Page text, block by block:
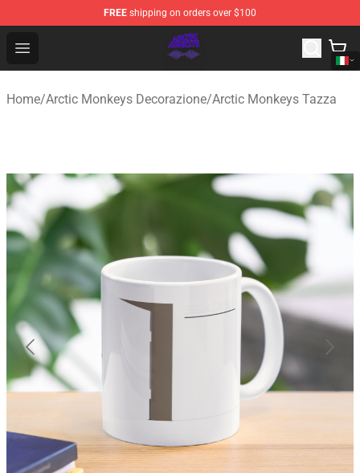
FREE shipping on orders over $100
Open menu
Arctic Monkeys Shop - Official Arctic Monkeys
Home/Arctic Monkeys Decorazione/Arctic Monkeys Tazza